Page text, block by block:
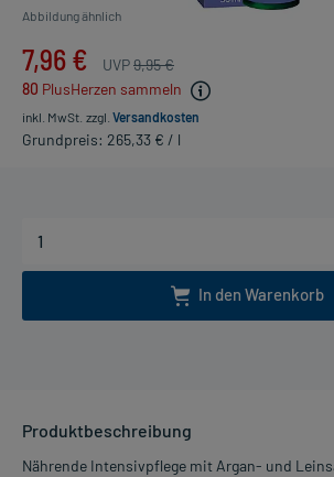
Abbildung ähnlich
7,96 € UVP9,95 €
80 PlusHerzen sammeln
inkl. MwSt. zzgl. Versandkosten
Grundpreis: 265,33 € / l
In den Warenkorb
Produktbeschreibung
Nährende Intensivpflege mit Argan- und